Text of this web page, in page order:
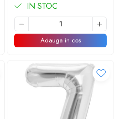
IN STOC
Adauga in cos